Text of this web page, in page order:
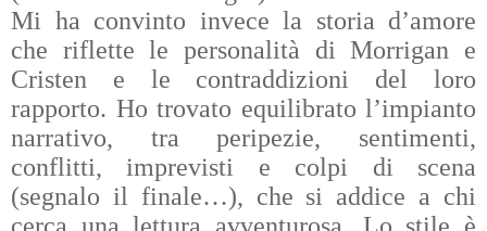
Mi ha convinto invece la storia d’amore
che riflette le personalità di Morrigan e
Cristen e le contraddizioni del loro
rapporto. Ho trovato equilibrato l’impianto
narrativo, tra peripezie, sentimenti,
conflitti, imprevisti e colpi di scena
(segnalo il finale…), che si addice a chi
cerca una lettura avventurosa. Lo stile è